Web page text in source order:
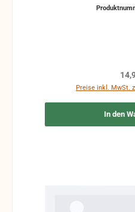
Preise inkl. MwSt.
In den